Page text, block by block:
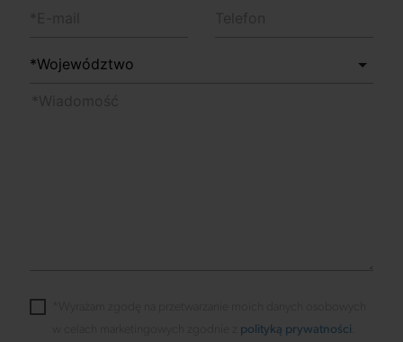
polityką prywatności